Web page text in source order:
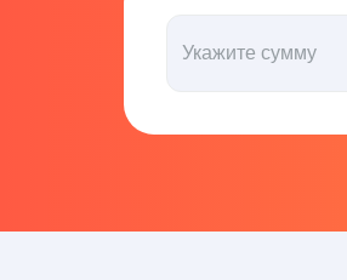
Укажите сумму